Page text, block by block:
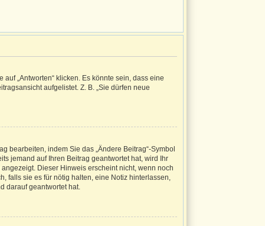
„Antworten“ klicken. Es könnte sein, dass eine
aufgelistet. Z. B. „Sie dürfen neue
bearbeiten, indem Sie das „Ändere Beitrag“-Symbol
jemand auf Ihren Beitrag geantwortet hat, wird Ihr
Dieser Hinweis erscheint nicht, wenn noch
falls sie es für nötig halten, eine Notiz hinterlassen,
darauf geantwortet hat.